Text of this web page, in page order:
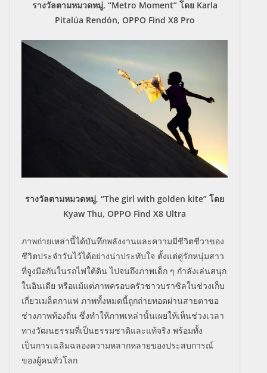
รางวัลตามหมวดหมู่, “Metro Moment” โดย Karla
Pitalúa Rendón, OPPO Find X8 Pro
รางวัลตามหมวดหมู่, “The girl with golden kite” โดย
Kyaw Thu, OPPO Find X8 Ultra
ภาพถ่ายเหล่านี้ได้บันทึกพลังงานและความมีชีวิตชีวาของ
ชีวิตประจำวันไว้ได้อย่างน่าประทับใจ ตั้งแต่คู่รักหนุ่มสาว
ที่จูงมือกันในรถไฟใต้ดิน ไปจนถึงภาพเด็ก ๆ กำลังเล่นสนุก
ในอินเดีย หรือแม้แต่ภาพครอบครัวชาวบราซิลในช่วงเก็บ
เกี่ยวเมล็ดกาแฟ ภาพทั้งหมดนี้ถูกถ่ายทอดผ่านสายตาขอ
ช่างภาพท้องถิ่น ซึ่งทำให้ภาพเหล่านั้นเผยให้เห็นช่วงเวลา
ทางวัฒนธรรมที่เป็นธรรมชาติและแท้จริง พร้อมทั้ง
เป็นการเฉลิมฉลองความหลากหลายของประสบการณ์
ของผู้คนทั่วโลก